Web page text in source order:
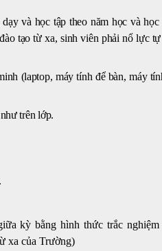
và học tập theo năm học và
tạo từ xa, sinh viên phải nổ lực
(laptop, máy tính để bàn, máy
trên lớp.
kỳ bằng hình thức trắc
xa của Trường)